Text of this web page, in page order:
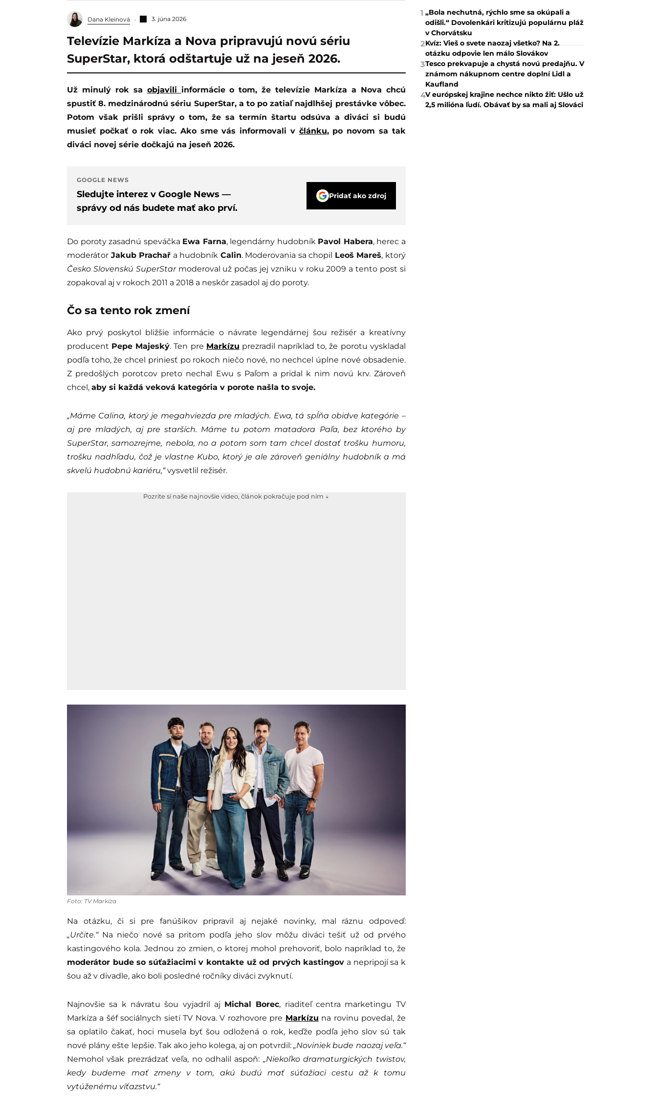
Dana Kleinová 3. júna 2026
Televízie Markíza a Nova pripravujú novú sériu
SuperStar, ktorá odštartuje už na jeseň 2026.
Už minulý rok sa objavili informácie o tom, že televízie Markíza a Nova chcú
spustiť 8. medzinárodnú sériu SuperStar, a to po zatiaľ najdlhšej prestávke vôbec.
Potom však prišli správy o tom, že sa termín štartu odsúva a diváci si budú
musieť počkať o rok viac. Ako sme vás informovali v článku, po novom sa tak
diváci novej série dočkajú na jeseň 2026.
GOOGLE NEWS
Sledujte interez v Google News —
správy od nás budete mať ako prví.
Pridať ako zdroj
Do poroty zasadnú speváčka Ewa Farna, legendárny hudobník Pavol Habera, herec a
moderátor Jakub Prachař a hudobník Calin. Moderovania sa chopil Leoš Mareš, ktorý
Česko Slovenskú SuperStarmoderoval už počas jej vzniku v roku 2009 a tento post si
zopakoval aj v rokoch 2011 a 2018 a neskôr zasadol aj do poroty.
Čo sa tento rok zmení
Ako prvý poskytol bližšie informácie o návrate legendárnej šou režisér a kreatívny
producent Pepe Majeský. Ten pre Markízu prezradil napríklad to, že porotu vyskladal
podľa toho, že chcel priniesť po rokoch niečo nové, no nechcel úplne nové obsadenie.
Z predošlých porotcov preto nechal Ewu s Paľom a pridal k nim novú krv. Zároveň
chcel, aby si každá veková kategória v porote našla to svoje.
„Máme Calina, ktorý je megahviezda pre mladých. Ewa, tá spĺňa obidve kategórie –
aj pre mladých, aj pre starších. Máme tu potom matadora Paľa, bez ktorého by
SuperStar, samozrejme, nebola, no a potom som tam chcel dostať trošku humoru,
trošku nadhľadu, čož je vlastne Kubo, ktorý je ale zároveň geniálny hudobník a má
skvelú hudobnú kariéru,“vysvetlil režisér.
Pozrite si naše najnovšie video, článok pokračuje pod ním ↓
Foto: TV Markíza
Na otázku, či si pre fanúšikov pripravil aj nejaké novinky, mal ráznu odpoveď:
„Určite.“ Na niečo nové sa pritom podľa jeho slov môžu diváci tešiť už od prvého
kastingového kola. Jednou zo zmien, o ktorej mohol prehovoriť, bolo napríklad to, že
moderátor bude so súťažiacimi v kontakte už od prvých kastingov a nepripojí sa k
šou až v divadle, ako boli posledné ročníky diváci zvyknutí.
Najnovšie sa k návratu šou vyjadril aj Michal Borec, riaditeľ centra marketingu TV
Markíza a šéf sociálnych sietí TV Nova. V rozhovore pre Markízu na rovinu povedal, že
sa oplatilo čakať, hoci musela byť šou odložená o rok, keďže podľa jeho slov sú tak
nové plány ešte lepšie. Tak ako jeho kolega, aj on potvrdil:„Noviniek bude naozaj veľa.“
Nemohol však prezrádzať veľa, no odhalil aspoň: „Niekoľko dramaturgických twistov,
kedy budeme mať zmeny v tom, akú budú mať súťažiaci cestu až k tomu
vytúženému víťazstvu.“
1 „Bola nechutná, rýchlo sme sa okúpali a
odišli.“ Dovolenkári kritizujú populárnu pláž
v Chorvátsku
2Kvíz: Vieš o svete naozaj všetko? Na 2.
otázku odpovie len málo Slovákov
3Tesco prekvapuje a chystá novú predajňu. V
známom nákupnom centre doplní Lidl a
Kaufland
4V európskej krajine nechce nikto žiť: Ušlo už
2,5 milióna ľudí. Obávať by sa mali aj Slováci